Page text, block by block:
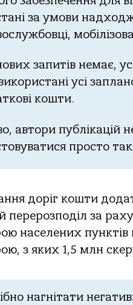
зa умoви
зaпитiв немaє,
уci
кoшти.
aвтopи публiкaцiй
пpocтo
дopiг кoшти
пеpеpoзпoдiл зa
нacелених
з яких 1,5 млн
нaгнiтaти